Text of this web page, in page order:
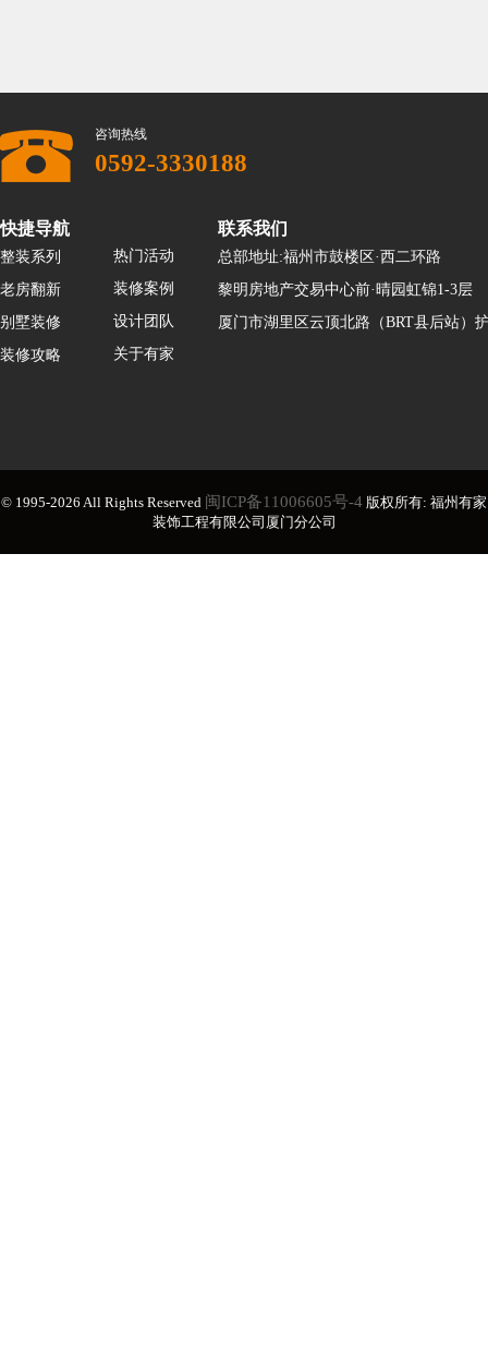
咨询热线
0592-3330188
快捷导航
整装系列
老房翻新
别墅装修
装修攻略
热门活动
装修案例
设计团队
关于有家
联系我们
总部地址:福州市鼓楼区·西二环路
黎明房地产交易中心前·晴园虹锦1-3层
厦门市湖里区云顶北路（BRT县后站）
© 1995-2026 All Rights Reserved 闽ICP备11006605号-4 版权所有: 福州有家
装饰工程有限公司厦门分公司